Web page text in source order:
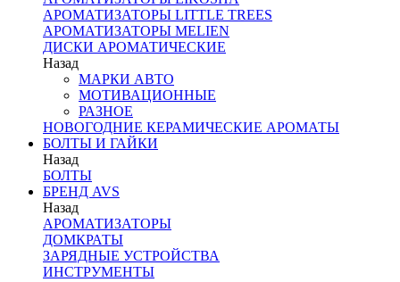
АРОМАТИЗАТОРЫ LITTLE TREES
АРОМАТИЗАТОРЫ MELIEN
ДИСКИ АРОМАТИЧЕСКИЕ
Назад
МАРКИ АВТО
МОТИВАЦИОННЫЕ
РАЗНОЕ
НОВОГОДНИЕ КЕРАМИЧЕСКИЕ АРОМАТЫ
БОЛТЫ И ГАЙКИ
Назад
БОЛТЫ
БРЕНД AVS
Назад
АРОМАТИЗАТОРЫ
ДОМКРАТЫ
ЗАРЯДНЫЕ УСТРОЙСТВА
ИНСТРУМЕНТЫ